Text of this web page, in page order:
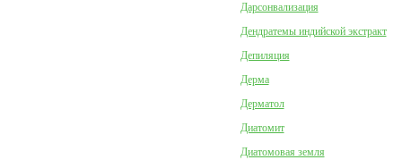
Дарсонвализация
Дендратемы индийской экстракт
Депиляция
Дерма
Дерматол
Диатомит
Диатомовая земля